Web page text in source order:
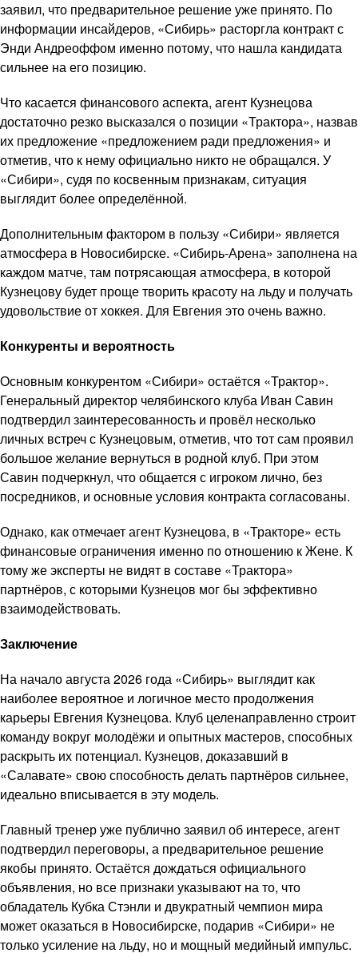
заявил, что предварительное решение уже принято. По
информации инсайдеров, «Сибирь» расторгла контракт с
Энди Андреоффом именно потому, что нашла кандидата
сильнее на его позицию.
Что касается финансового аспекта, агент Кузнецова
достаточно резко высказался о позиции «Трактора», назвав
их предложение «предложением ради предложения» и
отметив, что к нему официально никто не обращался. У
«Сибири», судя по косвенным признакам, ситуация
выглядит более определённой.
Дополнительным фактором в пользу «Сибири» является
атмосфера в Новосибирске. «Сибирь-Арена» заполнена на
каждом матче, там потрясающая атмосфера, в которой
Кузнецову будет проще творить красоту на льду и получать
удовольствие от хоккея. Для Евгения это очень важно.
Конкуренты и вероятность
Основным конкурентом «Сибири» остаётся «Трактор».
Генеральный директор челябинского клуба Иван Савин
подтвердил заинтересованность и провёл несколько
личных встреч с Кузнецовым, отметив, что тот сам проявил
большое желание вернуться в родной клуб. При этом
Савин подчеркнул, что общается с игроком лично, без
посредников, и основные условия контракта согласованы.
Однако, как отмечает агент Кузнецова, в «Тракторе» есть
финансовые ограничения именно по отношению к Жене. К
тому же эксперты не видят в составе «Трактора»
партнёров, с которыми Кузнецов мог бы эффективно
взаимодействовать.
Заключение
На начало августа 2026 года «Сибирь» выглядит как
наиболее вероятное и логичное место продолжения
карьеры Евгения Кузнецова. Клуб целенаправленно строит
команду вокруг молодёжи и опытных мастеров, способных
раскрыть их потенциал. Кузнецов, доказавший в
«Салавате» свою способность делать партнёров сильнее,
идеально вписывается в эту модель.
Главный тренер уже публично заявил об интересе, агент
подтвердил переговоры, а предварительное решение
якобы принято. Остаётся дождаться официального
объявления, но все признаки указывают на то, что
обладатель Кубка Стэнли и двукратный чемпион мира
может оказаться в Новосибирске, подарив «Сибири» не
только усиление на льду, но и мощный медийный импульс.